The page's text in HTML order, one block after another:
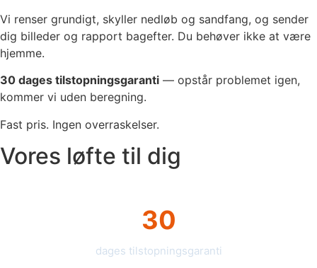
Vi renser grundigt, skyller nedløb og sandfang, og sender
dig billeder og rapport bagefter. Du behøver ikke at være
hjemme.
30 dages tilstopningsgaranti — opstår problemet igen,
kommer vi uden beregning.
Fast pris. Ingen overraskelser.
Vores løfte til dig
30
dages tilstopningsgaranti